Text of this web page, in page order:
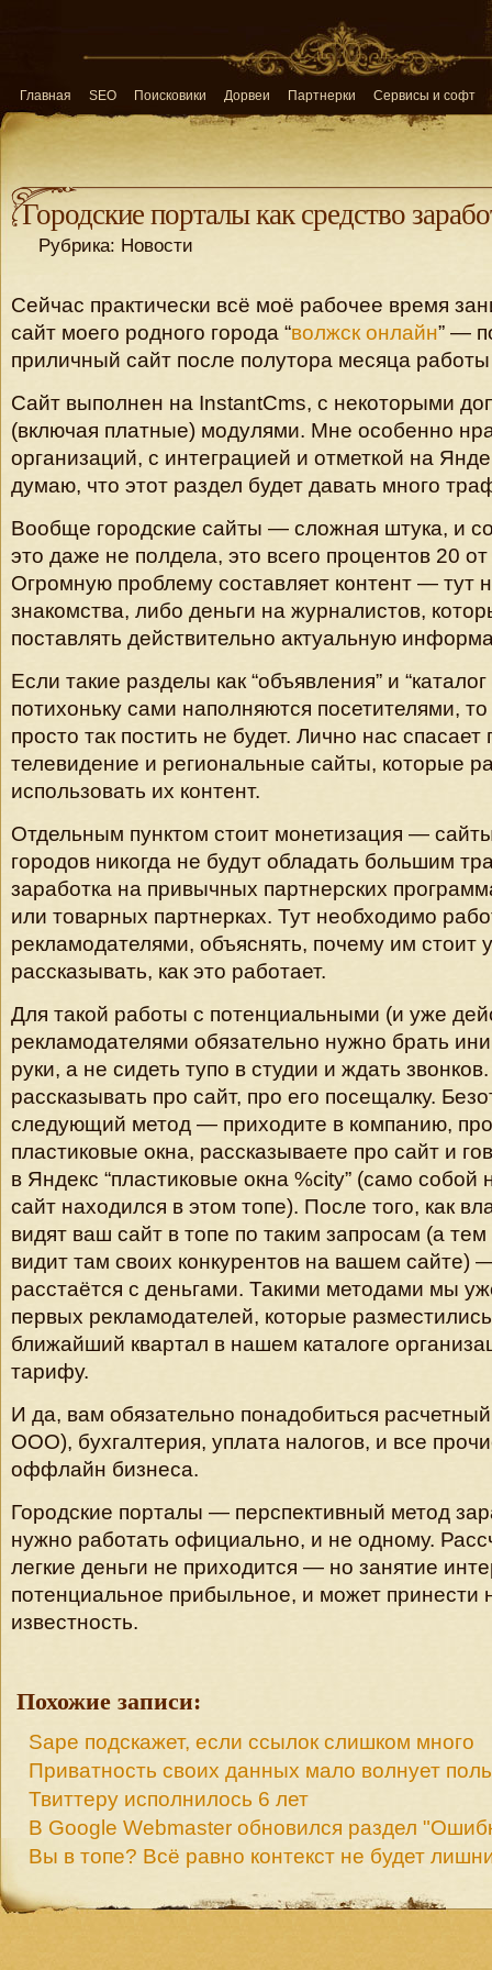
Главная SEO Поисковики Дорвеи Партнерки Сервисы и софт
Городские порталы как средство
Рубрика: Новости
Сейчас практически всё моё рабочее время
сайт моего родного города “волжск онлайн” —
приличный сайт после полутора месяца работы
Сайт выполнен на InstantCms, с некоторыми
(включая платные) модулями. Мне особенно
организаций, с интеграцией и отметкой на
думаю, что этот раздел будет давать много
Вообще городские сайты — сложная штука, и
это даже не полдела, это всего процентов 20
Огромную проблему составляет контент — тут
знакомства, либо деньги на журналистов,
поставлять действительно актуальную
Если такие разделы как “объявления” и
потихоньку сами наполняются посетителями,
просто так постить не будет. Лично нас спасает
телевидение и региональные сайты, которые
использовать их контент.
Отдельным пунктом стоит монетизация —
городов никогда не будут обладать большим
заработка на привычных партнерских
или товарных партнерках. Тут необходимо
рекламодателями, объяснять, почему им стоит
рассказывать, как это работает.
Для такой работы с потенциальными (и уже
рекламодателями обязательно нужно брать
руки, а не сидеть тупо в студии и ждать
рассказывать про сайт, про его посещалку.
следующий метод — приходите в компанию,
пластиковые окна, рассказываете про сайт и
в Яндекс “пластиковые окна %city” (само
сайт находился в этом топе). После того, как
видят ваш сайт в топе по таким запросам (а
видит там своих конкурентов на вашем сайте)
расстаётся с деньгами. Такими методами мы
первых рекламодателей, которые
ближайший квартал в нашем каталоге
тарифу.
И да, вам обязательно понадобиться
ООО), бухгалтерия, уплата налогов, и все
оффлайн бизнеса.
Городские порталы — перспективный метод
нужно работать официально, и не одному.
легкие деньги не приходится — но занятие
потенциальное прибыльное, и может принести
известность.
Похожие записи:
Sape подскажет, если ссылок слишком много
Приватность своих данных мало волнует
Твиттеру исполнилось 6 лет
В Google Webmaster обновился раздел
Вы в топе? Всё равно контекст не будет